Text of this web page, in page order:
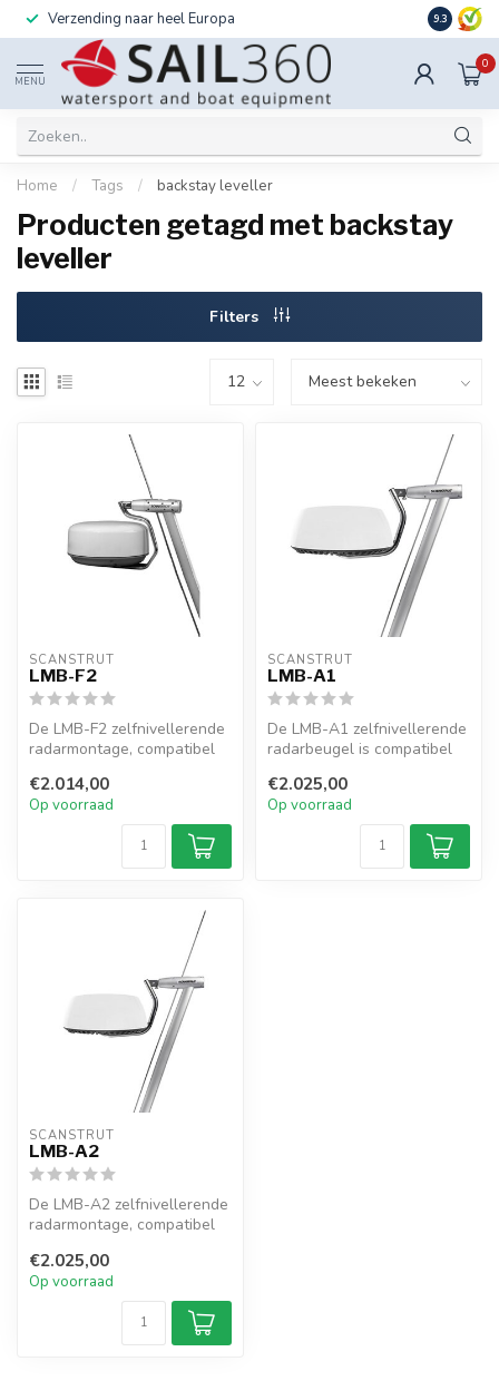
Verzending naar heel Europa Ook
9.3
MENU
0
Home / Tags / backstay leveller
Producten getagd met backstay
leveller
Filters
SCANSTRUT
LMB-F2
De LMB-F2 zelfnivellerende
radarmontage, compatibel
rada...
€2.014,00
Op voorraad
SCANSTRUT
LMB-A1
De LMB-A1 zelfnivellerende
radarbeugel is compatibel
B&G ...
€2.025,00
Op voorraad
SCANSTRUT
LMB-A2
De LMB-A2 zelfnivellerende
radarmontage, compatibel
rada...
€2.025,00
Op voorraad